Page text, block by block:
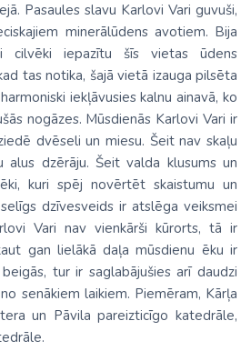
Pasaules slavu Karlovi Vari guvuši,
minerālūdens avotiem. Bija
cilvēki iepazītu šīs vietas ūdens
tas notika, šajā vietā izauga pilsēta
iekļāvusies kalnu ainavā, ko
nogāzes. Mūsdienās Karlovi Vari ir
dvēseli un miesu. Šeit nav skaļu
alus dzērāju. Šeit valda klusums un
kuri spēj novērtēt skaistumu un
dzīvesveids ir atslēga veiksmei
Vari nav vienkārši kūrorts, tā ir
gan lielākā daļa mūsdienu ēku ir
tur ir saglabājušies arī daudzi
senākiem laikiem. Piemēram, Kārļa
un Pāvila pareizticīgo katedrāle,